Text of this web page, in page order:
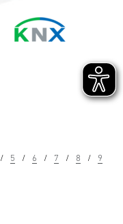
5 6 7 8 9